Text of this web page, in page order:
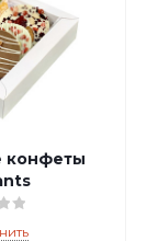
конфеты